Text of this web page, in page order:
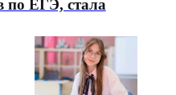
по ЕГЭ, стала